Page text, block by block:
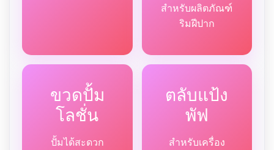
สำหรับผลิตภัณฑ์
ริมฝีปาก
ขวดปั้ม
โลชั่น
ปั้มได้สะดวก
ตลับแป้ง
พัฟ
สำหรับเครื่อง